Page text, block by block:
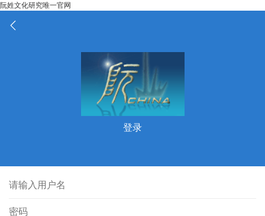
阮姓文化研究唯一官网
登录